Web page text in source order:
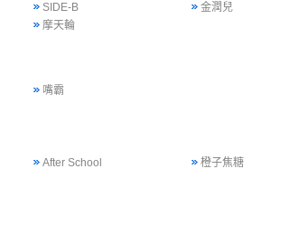
SIDE-B 金潤兒
摩天輪
嘴霸
After School 橙子焦糖